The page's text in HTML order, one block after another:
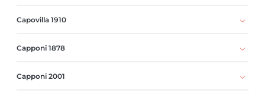
Capovilla 1910
Capponi 1878
Capponi 2001